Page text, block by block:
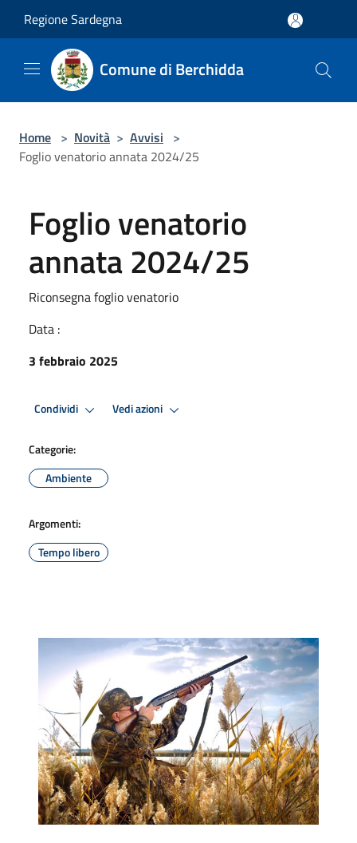
Regione Sardegna
Comune di Berchidda
Home > Novità > Avvisi >
Foglio venatorio annata 2024/25
Foglio venatorio
annata 2024/25
Riconsegna foglio venatorio
Data :
3 febbraio 2025
Condividi Vedi azioni
Categorie:
Ambiente
Argomenti:
Tempo libero